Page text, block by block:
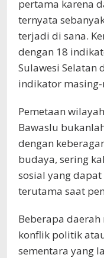
pertama karena
ternyata
terjadi di sana.
dengan 18
Sulawesi Selatan
indikator
Pemetaan
Bawaslu
dengan
budaya, sering
sosial yang
terutama saat
Beberapa
konflik politik
sementara yang